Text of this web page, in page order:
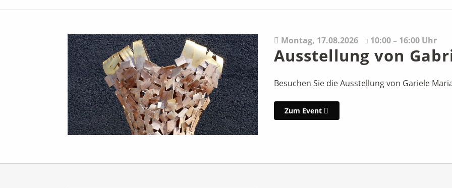
Montag, 17.08.2026 10:00 – 16:00 Uhr
Ausstellung von
Besuchen Sie die Ausstellung von Gariele
Zum Event